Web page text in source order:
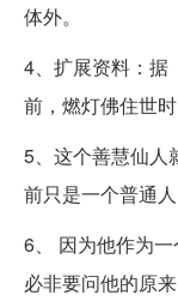
体外。
4、扩展资料：据
前，燃灯佛住世
5、这个善慧仙人
前只是一个普通人
6、 因为他作为
必非要问他的原